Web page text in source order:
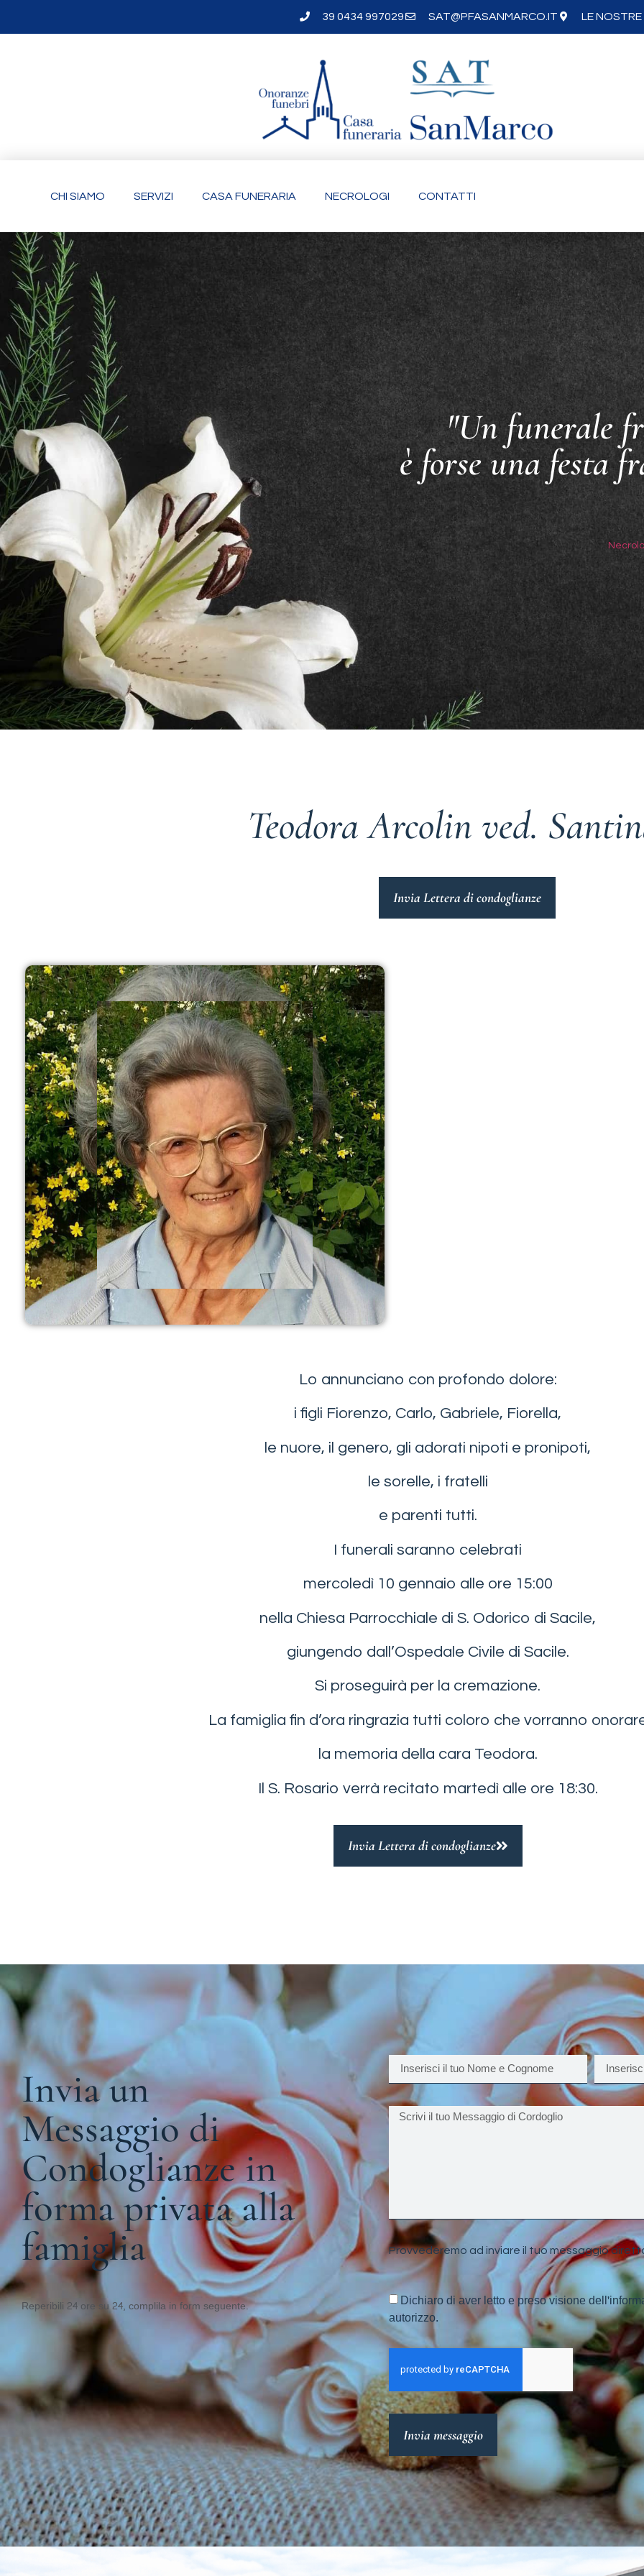
39 0434 997029 SAT@PFASANMARCO.IT LE NOSTRE
CHI SIAMO SERVIZI CASA FUNERARIA NECROLOGI CONTATTI
"Un funerale
è forse una festa
Teodora Arcolin ved.
Invia Lettera di condoglianze
Lo annunciano con profondo dolore:
i figli Fiorenzo, Carlo, Gabriele, Fiorella,
le nuore, il genero, gli adorati nipoti e pronipoti,
le sorelle, i fratelli
e parenti tutti.
I funerali saranno celebrati
mercoledì 10 gennaio alle ore 15:00
nella Chiesa Parrocchiale di S. Odorico di Sacile,
giungendo dall’Ospedale Civile di Sacile.
Si proseguirà per la cremazione.
La famiglia fin d’ora ringrazia tutti coloro che vorranno
la memoria della cara Teodora.
Il S. Rosario verrà recitato martedì alle ore 18:30.
Invia Lettera di condoglianze
Invia un
Messaggio di
Condoglianze in
forma privata alla
famiglia
Reperibili 24 ore su 24, complila in form seguente.
Provvederemo ad inviare il tuo messaggio
Dichiaro di aver letto e preso visione
autorizzo.
Invia messaggio